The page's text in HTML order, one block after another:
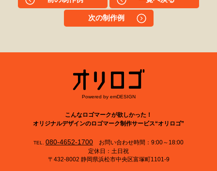
次の制作例
Powered by emDESIGN
こんなロゴマークが欲しかった！
オリジナルデザインのロゴマーク制作サービス“オリロゴ”
TEL. 080-4652-1700 お問い合わせ時間：9:00～18:00
定休日：土日祝
〒432-8002 静岡県浜松市中央区富塚町1101-9